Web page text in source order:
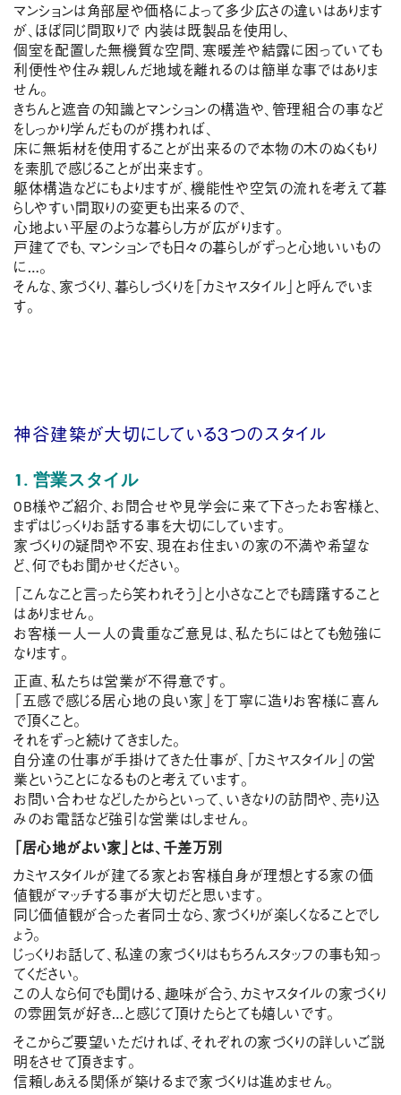
マンションは角部屋や価格によって多少広さの違いはあります
が、ほぼ同じ間取りで 内装は既製品を使用し、
個室を配置した無機質な空間、寒暖差や結露に困っていても
利便性や住み親しんだ地域を離れるのは簡単な事ではありま
せん。
きちんと遮音の知識とマンションの構造や、管理組合の事など
をしっかり学んだものが携われば、
床に無垢材を使用することが出来るので本物の木のぬくもり
を素肌で感じることが出来ます。
躯体構造などにもよりますが、機能性や空気の流れを考えて暮
らしやすい間取りの変更も出来るので、
心地よい平屋のような暮らし方が広がります。
戸建てでも、マンションでも日々の暮らしがずっと心地いいもの
に…。
そんな、家づくり、暮らしづくりを「カミヤスタイル」と呼んでいま
す。
神谷建築が大切にしている３つのスタイル
1. 営業スタイル
OB様やご紹介、お問合せや見学会に来て下さったお客様と、
まずはじっくりお話する事を大切にしています。
家づくりの疑問や不安、現在お住まいの家の不満や希望な
ど、何でもお聞かせください。
「こんなこと言ったら笑われそう」と小さなことでも躊躇すること
はありません。
お客様一人一人の貴重なご意見は、私たちにはとても勉強に
なります。
正直、私たちは営業が不得意です。
「五感で感じる居心地の良い家」を丁寧に造りお客様に喜ん
で頂くこと。
それをずっと続けてきました。
自分達の仕事が手掛けてきた仕事が、「カミヤスタイル」の営
業ということになるものと考えています。
お問い合わせなどしたからといって、いきなりの訪問や、売り込
みのお電話など強引な営業はしません。
「居心地がよい家」とは、千差万別
カミヤスタイルが建てる家とお客様自身が理想とする家の価
値観がマッチする事が大切だと思います。
同じ価値観が合った者同士なら、家づくりが楽しくなることでし
ょう。
じっくりお話して、私達の家づくりはもちろんスタッフの事も知っ
てください。
この人なら何でも聞ける、趣味が合う、カミヤスタイルの家づくり
の雰囲気が好き…と感じて頂けたらとても嬉しいです。
そこからご要望いただければ、それぞれの家づくりの詳しいご説
明をさせて頂きます。
信頼しあえる関係が築けるまで家づくりは進めません。